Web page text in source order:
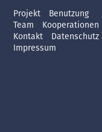
Projekt
Benutzung
Team
Kooperationen
Kontakt
Datenschutz
Impressum